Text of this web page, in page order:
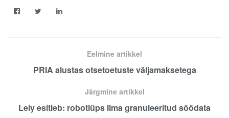
Eelmine artikkel
PRIA alustas otsetoetuste väljamaksetega
Järgmine artikkel
Lely esitleb: robotlüps ilma granuleeritud söödata